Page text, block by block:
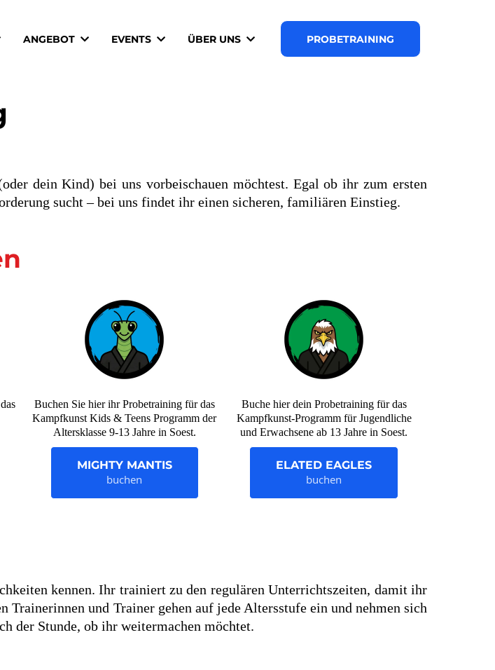
ANGEBOT EVENTS ÜBER UNS PROBETRAINING
dein Kind) bei uns vorbeischauen möchtest. Egal ob ihr zum ersten
sucht – bei uns findet ihr einen sicheren, familiären Einstieg.
Buchen Sie hier ihr Probetraining für das
Kampfkunst Kids & Teens Programm der
Altersklasse 9-13 Jahre in Soest.
MIGHTY MANTIS
buchen
Buche hier dein Probetraining für das
Kampfkunst-Programm für Jugendliche
und Erwachsene ab 13 Jahre in Soest.
ELATED EAGLES
buchen
kennen. Ihr trainiert zu den regulären Unterrichtszeiten, damit ihr
und Trainer gehen auf jede Altersstufe ein und nehmen sich
der Stunde, ob ihr weitermachen möchtet.